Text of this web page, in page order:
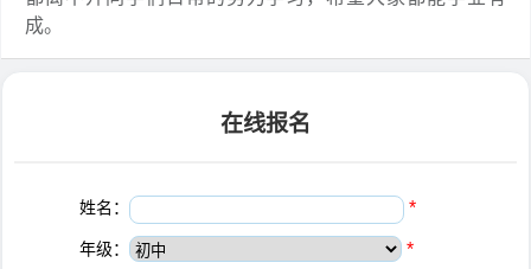
成。
在线报名
姓名： *
年级： *